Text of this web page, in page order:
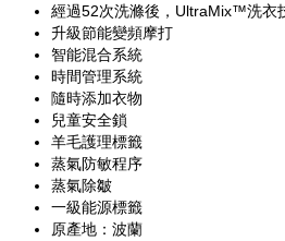
經過52次洗滌後，UltraMix™洗衣
升級節能變頻摩打
智能混合系統
時間管理系統
隨時添加衣物
兒童安全鎖
羊毛護理標籤
蒸氣防敏程序
蒸氣除皺
一級能源標籤
原產地：波蘭